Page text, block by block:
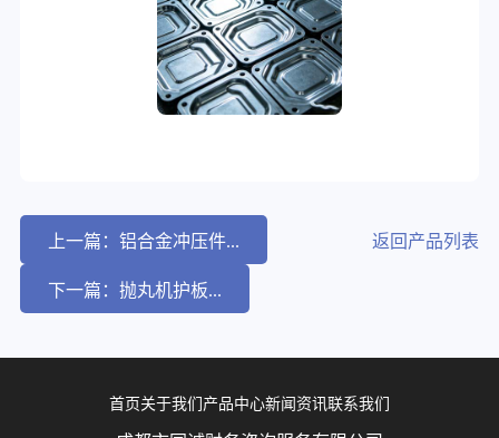
上一篇：铝合金冲压件... 返回产品列表
下一篇：抛丸机护板...
首页 关于我们 产品中心新闻资讯联系我们